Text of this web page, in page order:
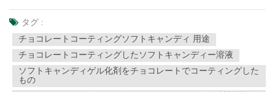
タグ :
チョコレートコーティングソフトキャンディ 用途
チョコレートコーティングしたソフトキャンディー溶液
ソフトキャンディゲル化剤をチョコレートでコーティングした
もの